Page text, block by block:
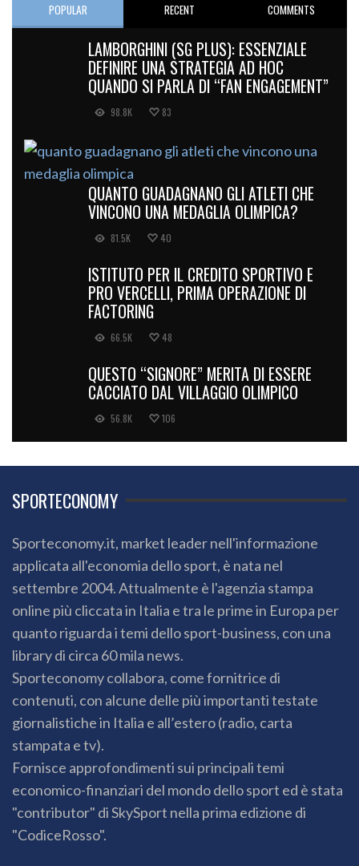
POPULAR RECENT COMMENTS
LAMBORGHINI (SG PLUS): ESSENZIALE
DEFINIRE UNA STRATEGIA AD HOC
QUANDO SI PARLA DI “FAN ENGAGEMENT”
98.8K 83
QUANTO GUADAGNANO GLI ATLETI CHE
VINCONO UNA MEDAGLIA OLIMPICA?
81.5K 40
ISTITUTO PER IL CREDITO SPORTIVO E
PRO VERCELLI, PRIMA OPERAZIONE DI
FACTORING
66.5K 48
QUESTO “SIGNORE” MERITA DI ESSERE
CACCIATO DAL VILLAGGIO OLIMPICO
56.8K 106
SPORTECONOMY
Sporteconomy.it, market leader nell'informazione
applicata all'economia dello sport, è nata nel
settembre 2004. Attualmente è l'agenzia stampa
online più cliccata in Italia e tra le prime in Europa per
quanto riguarda i temi dello sport-business, con una
library di circa 60 mila news.
Sporteconomy collabora, come fornitrice di
contenuti, con alcune delle più importanti testate
giornalistiche in Italia e all’estero (radio, carta
stampata e tv).
Fornisce approfondimenti sui principali temi
economico-finanziari del mondo dello sport ed è stata
"contributor" di SkySport nella prima edizione di
"CodiceRosso".